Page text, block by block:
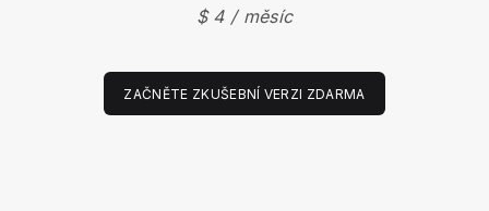
$ 4 / měsíc
ZAČNĚTE ZKUŠEBNÍ VERZI ZDARMA